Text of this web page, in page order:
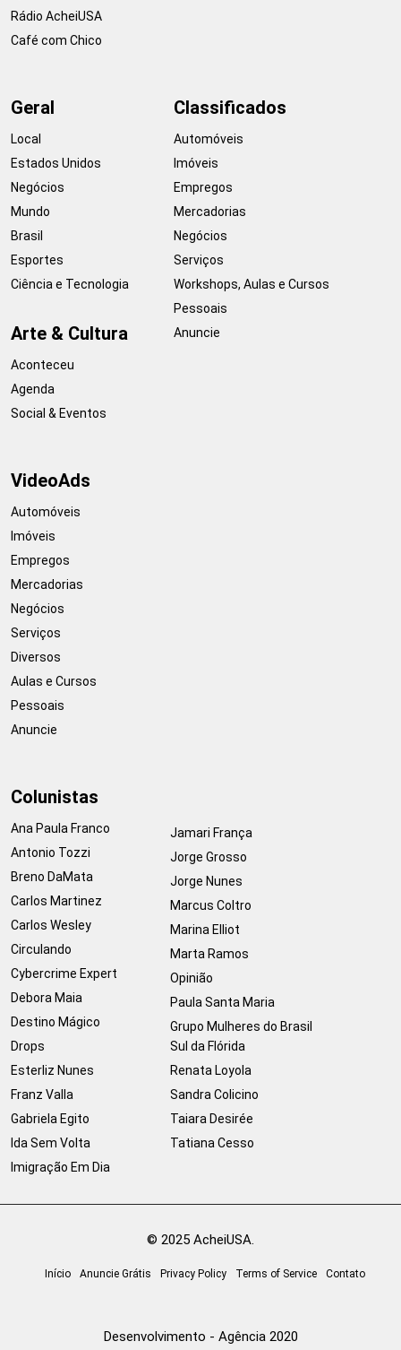
Rádio AcheiUSA
Café com Chico
Geral
Local
Estados Unidos
Negócios
Mundo
Brasil
Esportes
Ciência e Tecnologia
Arte & Cultura
Aconteceu
Agenda
Social & Eventos
Classificados
Automóveis
Imóveis
Empregos
Mercadorias
Negócios
Serviços
Workshops, Aulas e Cursos
Pessoais
Anuncie
VideoAds
Automóveis
Imóveis
Empregos
Mercadorias
Negócios
Serviços
Diversos
Aulas e Cursos
Pessoais
Anuncie
Colunistas
Ana Paula Franco
Antonio Tozzi
Breno DaMata
Carlos Martinez
Carlos Wesley
Circulando
Cybercrime Expert
Debora Maia
Destino Mágico
Drops
Esterliz Nunes
Franz Valla
Gabriela Egito
Ida Sem Volta
Imigração Em Dia
Jamari França
Jorge Grosso
Jorge Nunes
Marcus Coltro
Marina Elliot
Marta Ramos
Opinião
Paula Santa Maria
Grupo Mulheres do Brasil
Sul da Flórida
Renata Loyola
Sandra Colicino
Taiara Desirée
Tatiana Cesso
© 2025 AcheiUSA.
Início Anuncie Grátis Privacy Policy Terms of Service Contato
Desenvolvimento - Agência 2020